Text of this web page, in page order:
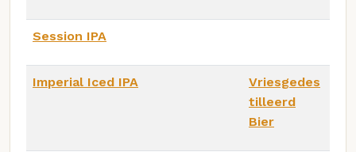
Session IPA
Imperial Iced IPA
Vriesgedes
tilleerd
Bier